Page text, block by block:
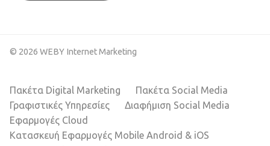
© 2026 WEBY Internet Marketing
Πακέτα Digital Marketing
Πακέτα Social Media
Γραφιστικές Υπηρεσίες
Διαφήμιση Social Media
Εφαρμογές Cloud
Κατασκευή Εφαρμογές Mobile Android & iOS